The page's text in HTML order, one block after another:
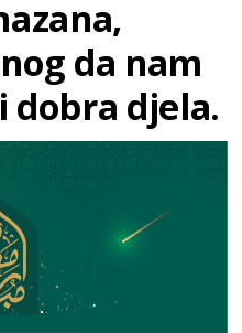
da nam
djela.